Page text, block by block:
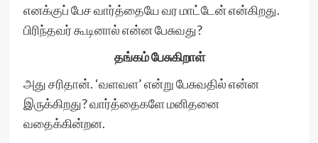
எனக்குப் பேச வார்த்தையே வர மாட்டேன் என்கிறது.
பிரிந்தவர் கூடினால் என்ன பேசுவது?
தங்கம் பேசுகிறாள்
அது சரிதான். ‘வளவள’ என்று பேசுவதில் என்ன
இருக்கிறது? வார்த்தைகளே மனிதனை
வதைக்கின்றன.